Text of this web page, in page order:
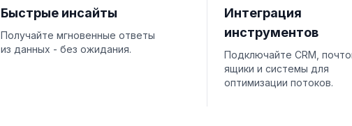
Быстрые инсайты
Получайте мгновенные ответы
из данных - без ожидания.
Интеграция
инструментов
Подключайте CRM,
ящики и системы для
оптимизации потоков.